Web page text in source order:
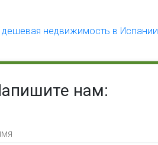
дешевая недвижимость в Испании
нам: